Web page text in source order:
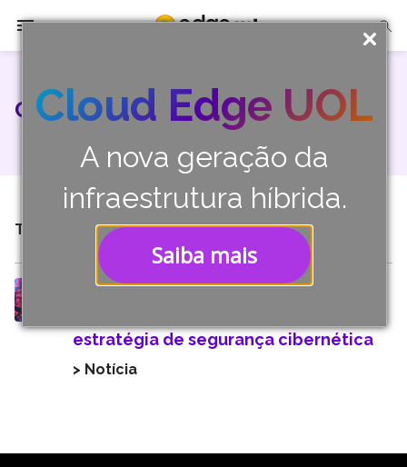
Cloud Edge UOL
A nova geração da
infraestrutura híbrida.
Saiba mais
Soluções
Tech Insights
Contato
CROWDSTRIKE
TODOS OS RESULTADOSMostrando 1 - 1 de 1
Edge UOL faz parceria com a
estratégia de segurança cibernética
> Notícia